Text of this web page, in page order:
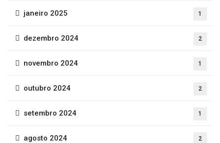
janeiro 2025 1
dezembro 2024 2
novembro 2024 1
outubro 2024 2
setembro 2024 1
agosto 2024 2